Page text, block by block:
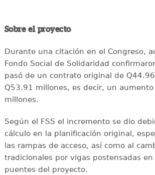
Sobre el proyecto
Durante una citación en el Congreso,
Fondo Social de Solidaridad
pasó de un contrato original de
Q53.91 millones, es decir, un aumento
millones.
Según el FSS el incremento se dio
cálculo en la planificación original,
las rampas de acceso, así como al
tradicionales por vigas postensadas
puentes del proyecto.